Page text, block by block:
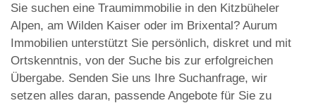
Sie suchen eine Traumimmobilie in den Kitzbüheler
Alpen, am Wilden Kaiser oder im Brixental? Aurum
Immobilien unterstützt Sie persönlich, diskret und mit
Ortskenntnis, von der Suche bis zur erfolgreichen
Übergabe. Senden Sie uns Ihre Suchanfrage, wir
setzen alles daran, passende Angebote für Sie zu